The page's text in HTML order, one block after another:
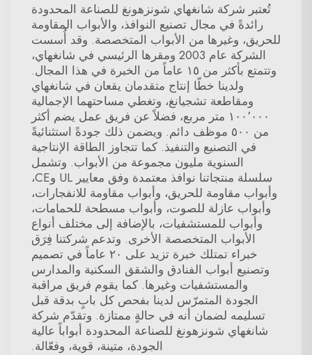
تُعتبر شركة شانغهاي شونزهونغ للصناعة المحدودة
رائدةً في مجال تصنيع النوافذ، والأبواب المقاومة
للحريق، وغيرها من الأبواب المتخصصة. وقد أُسست
الشركة عام 2003 ومقرها الرئيسي في شانغهاي،
وتتمتع بأكثر من ١٥ عاماً من الخبرة في هذا المجال.
ولدينا خطّا إنتاج متقدمان يقعان في شانغهاي
ومقاطعة تشجيانغ، وتغطي مساحتهما الإجمالية
١٠٠٬٠٠٠ متر مربع، فضلاً عن فريق عمل يضم أكثر
من ٥٠٠ موظف دائم. ويضمن ذلك جودةً استثنائيةً
في التصنيع والتنفيذ. كما تتجاوز الطاقة الإنتاجية
السنوية مليون مجموعة من الأبواب. وتشمل
سلسلة منتجاتنا نوافذ معتمدة وفق معايير UL وCE،
وأبواب مقاومة للحريق، وأبواب مقاومة للانفجارات،
وأبواب عازلة للصوت، وأبواب مسطحة للحمامات،
وأبواب للمستشفيات، بالإضافة إلى مختلف أنواع
الأبواب المتخصصة الأخرى. وتدعم شركتنا فِرَق
خبراء تمتلك خبرة تزيد على ٢٠ عاماً في تصميم
وتصنيع أبواب الفنادق والشقق السكنية والمدارس
والمستشفيات وغيرها. كما يقوم فريق مراقبة
الجودة المتمرّس لدينا بفحص كل بابٍ بدقة قبل
تسليمه لضمان أنه في حالةٍ ممتازة. وتقدّم شركة
شانغهاي شونزهونغ للصناعة المحدودة أبواباً عالية
الجودة، متينة، قوية، وفعّالة.